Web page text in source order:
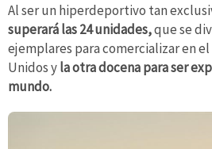
Al ser un hiperdeportivo tan
superará las 24 unidades,que se
ejemplares para comercializar en
Unidos yla otra docena para ser
mundo.